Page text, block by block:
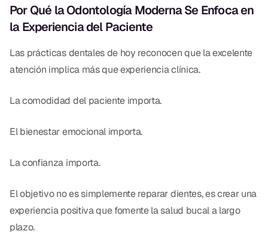
Por Qué la Odontología Moderna Se Enfoca en
la Experiencia del Paciente
Las prácticas dentales de hoy reconocen que la excelente
atención implica más que experiencia clínica.
La comodidad del paciente importa.
El bienestar emocional importa.
La confianza importa.
El objetivo no es simplemente reparar dientes, es crear una
experiencia positiva que fomente la salud bucal a largo
plazo.